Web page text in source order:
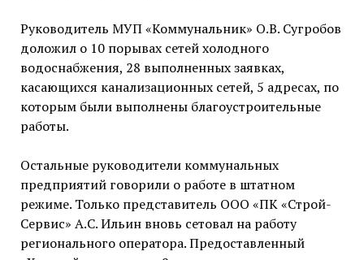
Руководитель МУП «Коммунальник» О.В. Сугробов
доложил о 10 порывах сетей холодного
водоснабжения, 28 выполненных заявках,
касающихся канализационных сетей, 5 адресах, по
которым были выполнены благоустроительные
работы.
Остальные руководители коммунальных
предприятий говорили о работе в штатном
режиме. Только представитель ООО «ПК «Строй-
Сервис» А.С. Ильин вновь сетовал на работу
регионального оператора. Предоставленный